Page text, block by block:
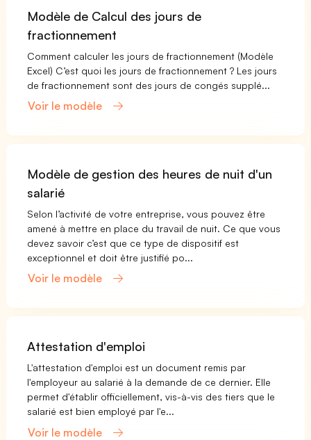
Modèle de Calcul des jours de
fractionnement
Comment calculer les jours de fractionnement (Modèle
Excel) C’est quoi les jours de fractionnement ? Les jours
de fractionnement sont des jours de congés supplé...
Voir le modèle
Modèle de gestion des heures de nuit d'un
salarié
Selon l’activité de votre entreprise, vous pouvez être
amené à mettre en place du travail de nuit. Ce que vous
devez savoir c’est que ce type de dispositif est
exceptionnel et doit être justifié po...
Voir le modèle
Attestation d'emploi
L'attestation d'emploi est un document remis par
l'employeur au salarié à la demande de ce dernier. Elle
permet d'établir officiellement, vis-à-vis des tiers que le
salarié est bien employé par l'e...
Voir le modèle